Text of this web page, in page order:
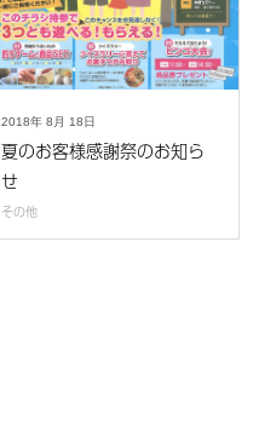
2018年 8月 18日
夏のお客様感謝祭のお知ら
せ
その他